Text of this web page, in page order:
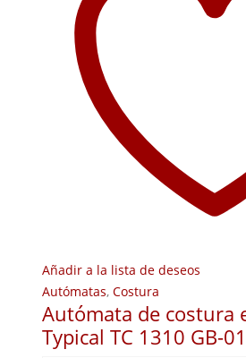
Añadir a la lista de deseos
Autómatas, Costura
Autómata de costura
Typical TC 1310 GB-